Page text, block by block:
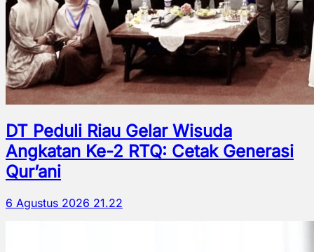
DT Peduli Riau Gelar Wisuda
Angkatan Ke-2 RTQ: Cetak Generasi
Qur’ani
6 Agustus 2026 21.22